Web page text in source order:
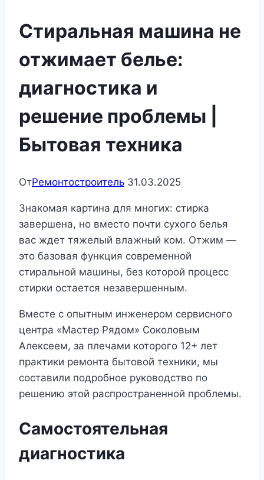
Стиральная машина не
отжимает белье:
диагностика и
решение проблемы |
Бытовая техника
ОтРемонтостроитель 31.03.2025
Знакомая картина для многих: стирка
завершена, но вместо почти сухого белья
вас ждет тяжелый влажный ком. Отжим —
это базовая функция современной
стиральной машины, без которой процесс
стирки остается незавершенным.
Вместе с опытным инженером сервисного
центра «Мастер Рядом» Соколовым
Алексеем, за плечами которого 12+ лет
практики ремонта бытовой техники, мы
составили подробное руководство по
решению этой распространенной проблемы.
Самостоятельная
диагностика